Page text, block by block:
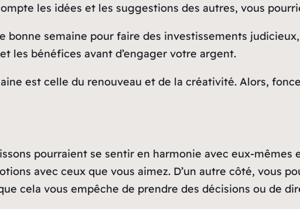
les idées et les suggestions des autres, vous
bonne semaine pour faire des investissements
les bénéfices avant d’engager votre argent.
est celle du renouveau et de la créativité. Alors,
pourraient se sentir en harmonie avec eux-mêmes
avec ceux que vous aimez. D’un autre côté, vous
cela vous empêche de prendre des décisions ou de